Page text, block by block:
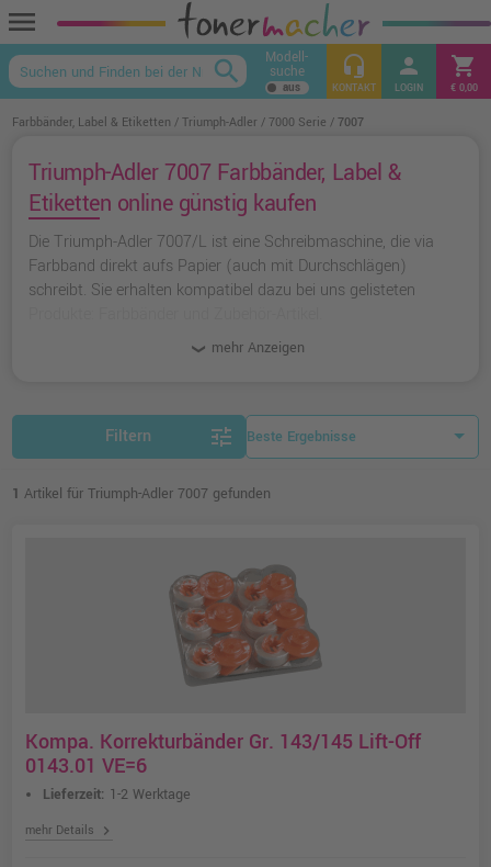
menu
keyboard_arrow_up
search Modell-
suche headset_mic
KONTAKT
person
LOGIN
shopping_cart
€ 0,00
Farbbänder, Label & Etiketten Triumph-Adler 7000 Serie 7007
Triumph-Adler 7007 Farbbänder, Label &
Etiketten online günstig kaufen
Die Triumph-Adler 7007/L ist eine Schreibmaschine, die via
Farbband direkt aufs Papier (auch mit Durchschlägen)
schreibt. Sie erhalten kompatibel dazu bei uns gelisteten
mehr Anzeigen
Filtern tune
1 Artikel für Triumph-Adler 7007 gefunden
Kompa. Korrekturbänder Gr. 143/145 Lift-Off
0143.01 VE=6
Lieferzeit: 1-2 Werktage
mehr Details chevron_right